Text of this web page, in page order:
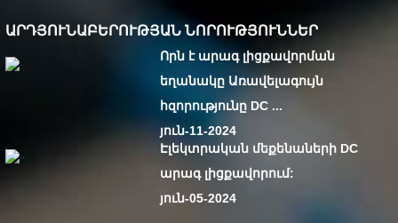
ԱՐԴՅՈՒՆԱԲԵՐՈՒԹՅԱՆ ՆՈՐՈՒԹՅՈՒՆՆԵՐ
Որն է արագ լիցքավորման
եղանակը Առավելագույն
հզորությունը DC ...
յուն-11-2024
Էլեկտրական մեքենաների DC
արագ լիցքավորում:
յուն-05-2024